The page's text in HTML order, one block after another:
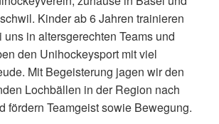
Kinder ab 6 Jahren trainieren
uns in altersgerechten Teams und
den Unihockeysport mit viel
Mit Begeisterung jagen wir den
Lochbällen in der Region nach
fördern Teamgeist sowie Bewegung.